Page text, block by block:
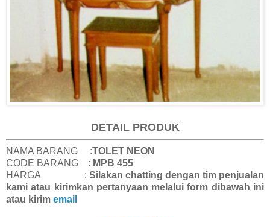
DETAIL PRODUK
NAMA BARANG :TOLET NEON
CODE BARANG : MPB 455
HARGA : Silakan chatting dengan tim penjualan
kami atau kirimkan pertanyaan melalui form dibawah ini
atau kirim email